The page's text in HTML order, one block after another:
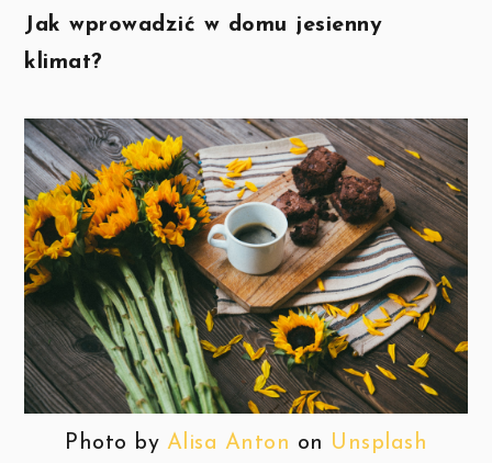
Jak wprowadzić w domu jesienny
klimat?
Photo by Alisa Anton on Unsplash